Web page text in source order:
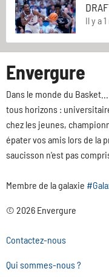
Il y a
Envergure
Dans le monde du
tous horizons :
chez les jeunes,
épater vos amis lors de la
saucisson n'est pas
Membre de la galaxie
© 2026 Envergure
Contactez-nous
Qui sommes-nous ?